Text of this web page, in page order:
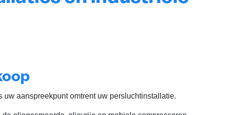
uw aanspreekpunt omtrent uw persluchtinstallatie.